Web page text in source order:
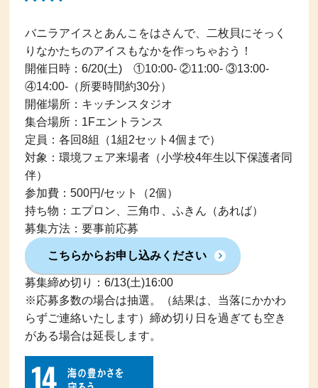
バニラアイスとあんこをはさんで、二枚貝にそっく
りなかたちのアイスもなかを作っちゃおう！
開催日時：6/20(土) ①10:00- ②11:00- ③13:00-
④14:00-（所要時間約30分）
開催場所：キッチンスタジオ
集合場所：1Fエントランス
定員：各回8組（1組2セット4個まで）
対象：環境フェア来場者（小学校4年生以下保護者同
伴）
参加費：500円/セット（2個）
持ち物：エプロン、三角巾、ふきん（あれば）
募集方法：要事前応募
こちらからお申し込みください
募集締め切り：6/13(土)16:00
※応募多数の場合は抽選。（結果は、当落にかかわ
らずご連絡いたします）締め切り日を過ぎても空き
がある場合は延長します。